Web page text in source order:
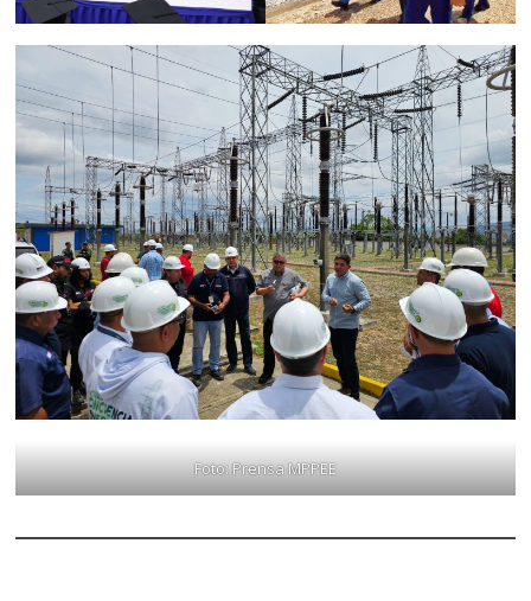
Foto: Prensa MPPEE